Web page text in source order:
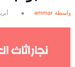
بواسطة ammar أبريل